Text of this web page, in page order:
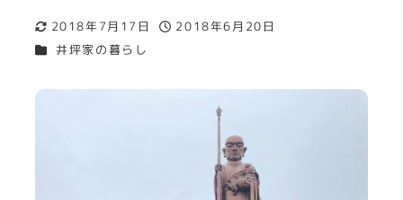
更新日
2018年7月17日
投稿日
2018年6月20日
カテゴリー
井坪家の暮らし